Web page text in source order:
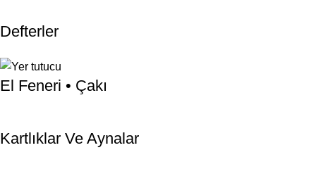
Defterler
El Feneri • Çakı
Kartlıklar Ve Aynalar